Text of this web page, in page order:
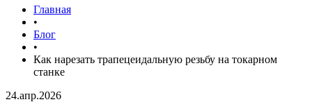
Главная
•
Блог
•
Как нарезать трапецеидальную резьбу на токарном
станке
24.апр.2026